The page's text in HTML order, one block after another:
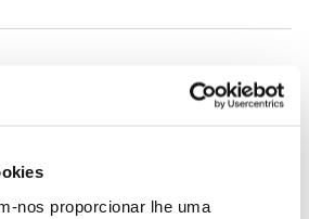
nos proporcionar lhe uma
Forum|Forum|3 years ago
ajudar.